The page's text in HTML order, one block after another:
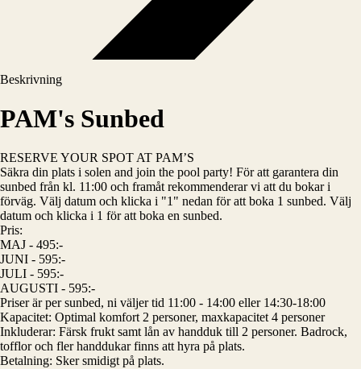
Beskrivning
PAM's Sunbed
RESERVE YOUR SPOT AT PAM’S
Säkra din plats i solen and join the pool party! För att garantera din
sunbed från kl. 11:00 och framåt rekommenderar vi att du bokar i
förväg. Välj datum och klicka i "1" nedan för att boka 1 sunbed. Välj
datum och klicka i 1 för att boka en sunbed.
Pris:
MAJ - 495:-
JUNI - 595:-
JULI - 595:-
AUGUSTI - 595:-
Priser är per sunbed, ni väljer tid 11:00 - 14:00 eller 14:30-18:00
Kapacitet: Optimal komfort 2 personer, maxkapacitet 4 personer
Inkluderar: Färsk frukt samt lån av handduk till 2 personer. Badrock,
tofflor och fler handdukar finns att hyra på plats.
Betalning: Sker smidigt på plats.